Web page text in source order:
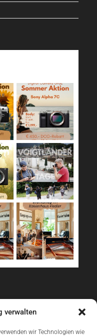
verwalten
wir Technologien wie